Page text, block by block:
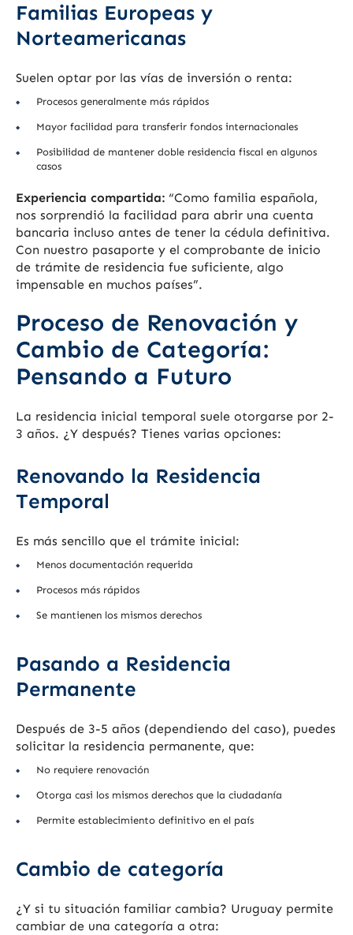
Familias Europeas y
Norteamericanas
Suelen optar por las vías de inversión o renta:
Procesos generalmente más rápidos
Mayor facilidad para transferir fondos internacionales
Posibilidad de mantener doble residencia fiscal en algunos
casos
Experiencia compartida: “Como familia española,
nos sorprendió la facilidad para abrir una cuenta
bancaria incluso antes de tener la cédula definitiva.
Con nuestro pasaporte y el comprobante de inicio
de trámite de residencia fue suficiente, algo
impensable en muchos países”.
Proceso de Renovación y
Cambio de Categoría:
Pensando a Futuro
La residencia inicial temporal suele otorgarse por 2-
3 años. ¿Y después? Tienes varias opciones:
Renovando la Residencia
Temporal
Es más sencillo que el trámite inicial:
Menos documentación requerida
Procesos más rápidos
Se mantienen los mismos derechos
Pasando a Residencia
Permanente
Después de 3-5 años (dependiendo del caso), puedes
solicitar la residencia permanente, que:
No requiere renovación
Otorga casi los mismos derechos que la ciudadanía
Permite establecimiento definitivo en el país
Cambio de categoría
¿Y si tu situación familiar cambia? Uruguay permite
cambiar de una categoría a otra: